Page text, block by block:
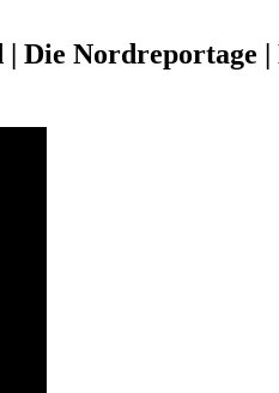
| Die Nordreportage |